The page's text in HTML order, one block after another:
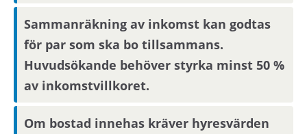
Sammanräkning av inkomst kan godtas
för par som ska bo tillsammans.
Huvudsökande behöver styrka minst 50 %
av inkomstvillkoret.
Om bostad innehas kräver hyresvärden